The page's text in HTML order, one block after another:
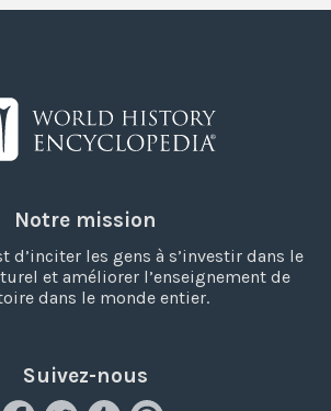
Notre mission
d’inciter les gens à s’investir dans le
et améliorer l’enseignement de
dans le monde entier.
Suivez-nous